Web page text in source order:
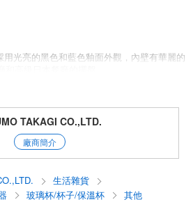
光亮的黑色和藍色釉面外觀，內壁有華麗的
覆蓋著流動、光亮的深藍色，讓您每次拿起
內部採用真金裝飾，每次斟酒時都會閃耀出
與現代，適合從日常生活到特殊場合的各種
，它們也具有很高的價值。
TAKAGI CO.,LTD.
廠商簡介
生活雜貨
玻璃杯/杯子/保溫杯 其他